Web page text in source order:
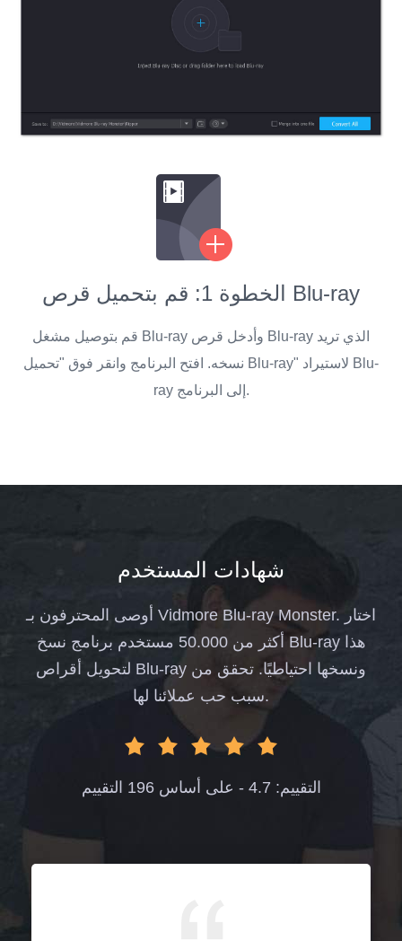
الخطوة 1: قم بتحميل قرص Blu-ray
قم بتوصيل مشغل Blu-ray وأدخل قرص Blu-ray الذي تريد
نسخه. افتح البرنامج وانقر فوق "تحميل Blu-ray" لاستيراد Blu-
ray إلى البرنامج.
شهادات المستخدم
أوصى المحترفون بـ Vidmore Blu-ray Monster. اختار
أكثر من 50.000 مستخدم برنامج نسخ Blu-ray هذا
لتحويل أقراص Blu-ray ونسخها احتياطيًا. تحقق من
سبب حب عملائنا لها.
التقييم: 4.7 - على أساس 196 التقييم